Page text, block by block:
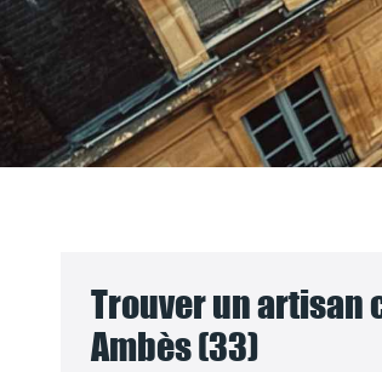
Trouver un artisan
Ambès (33)